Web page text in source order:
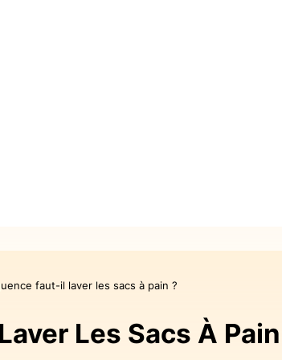
faut-il laver les sacs à pain ?
Les Sacs À